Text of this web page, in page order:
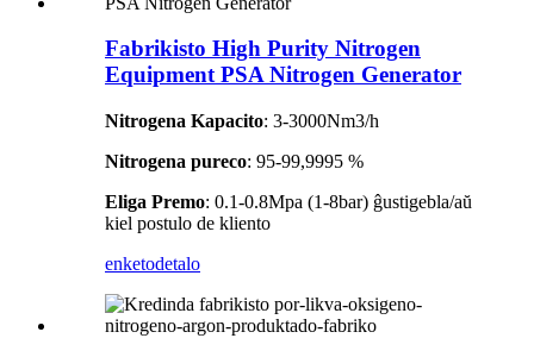
Fabrikisto High Purity Nitrogen
Equipment PSA Nitrogen Generator
Nitrogena Kapacito: 3-3000Nm3/h
Nitrogena pureco: 95-99,9995 %
Eliga Premo: 0.1-0.8Mpa (1-8bar) ĝustigebla/aŭ
kiel postulo de kliento
enketodetalo